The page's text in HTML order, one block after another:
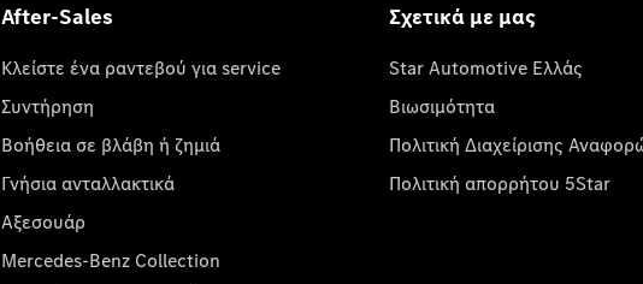
After-Sales
Κλείστε ένα ραντεβού για service
Συντήρηση
Βοήθεια σε βλάβη ή ζημιά
Γνήσια ανταλλακτικά
Αξεσουάρ
Mercedes-Benz Collection
Σχετικά με μας
Star Automotive Ελλάς
Βιωσιμότητα
Πολιτική Διαχείρισης
Πολιτική απορρήτου 5Star